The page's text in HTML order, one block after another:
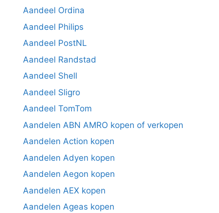
Aandeel Ordina
Aandeel Philips
Aandeel PostNL
Aandeel Randstad
Aandeel Shell
Aandeel Sligro
Aandeel TomTom
Aandelen ABN AMRO kopen of verkopen
Aandelen Action kopen
Aandelen Adyen kopen
Aandelen Aegon kopen
Aandelen AEX kopen
Aandelen Ageas kopen